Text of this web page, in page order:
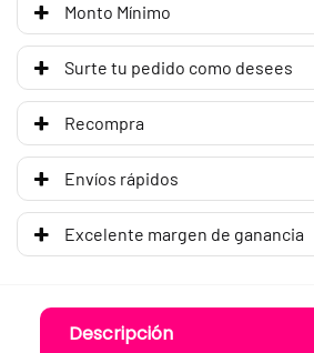
Monto Mínimo
Surte tu pedido como desees
Recompra
Envíos rápidos
Excelente margen de ganancia
Descripción